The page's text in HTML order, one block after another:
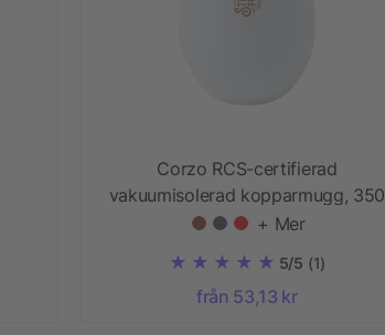
Corzo RCS-certifierad
vakuumisolerad kopparmugg, 350
ml + Mer
5/5 (1)
från 53,13 kr